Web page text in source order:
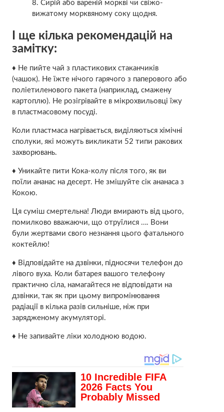
Сирій або вареній моркві чи свіжо-
вижатому морквяному соку щодня.
І ще кілька рекомендацій на
замітку:
♦ Не пийте чай з пластикових стаканчиків
(чашок). Не їжте нічого гарячого з паперового або
поліетиленового пакета (наприклад, смажену
картоплю). Не розігрівайте в мікрохвильовці їжу
в пластмасовому посуді.
Коли пластмаса нагрівається, виділяються хімічні
сполуки, які можуть викликати 52 типи ракових
захворювань.
♦ Уникайте пити Кока-колу після того, як ви
поїли ананас на десерт. Не змішуйте сік ананаса з
Кокою.
Ця суміш смертельна! Люди вмирають від цього,
помилково вважаючи, що отруїлися …. Вони
були жертвами свого незнання цього фатального
коктейлю!
♦ Відповідайте на дзвінки, підносячи телефон до
лівого вуха. Коли батарея вашого телефону
практично сіла, намагайтеся не відповідати на
дзвінки, так як при цьому випромінювання
радіації в кілька разів сильніше, ніж при
зарядженому акумуляторі.
♦ Не запивайте ліки холодною водою.